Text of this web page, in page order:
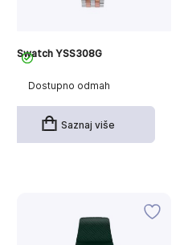
Dostupno odmah
Swatch YSS308G
Saznaj više